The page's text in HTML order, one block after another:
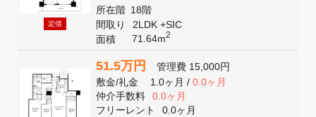
定借
所在階 18階
間取り
2LDK +SIC
面積
71.64m2
51.5万円 管理費 15,000円
敷金/礼金 1.0ヶ月/ 0.0ヶ月
仲介手数料
0.0ヶ月
フリーレント
0.0ヶ月